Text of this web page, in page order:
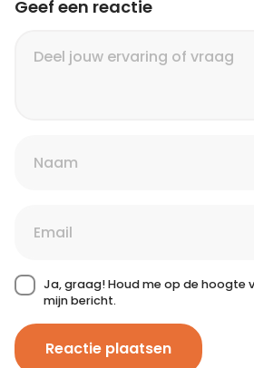
Geef een reactie
Ja, graag! Houd me op de hoogte
mijn bericht.
Reactie plaatsen